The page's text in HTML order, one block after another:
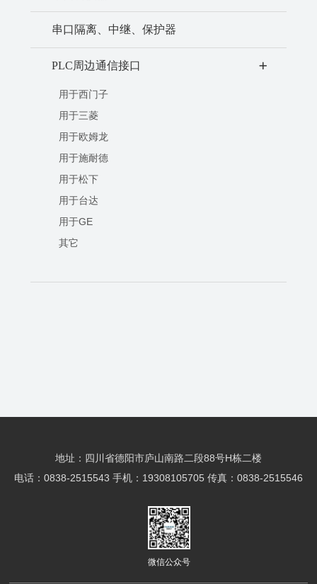
串口隔离、中继、保护器
PLC周边通信接口 +
用于西门子
用于三菱
用于欧姆龙
用于施耐德
用于松下
用于台达
用于GE
其它
地址：四川省德阳市庐山南路二段88号H栋二楼
电话：0838-2515543 手机：19308105705 传真：0838-2515546
微信公众号